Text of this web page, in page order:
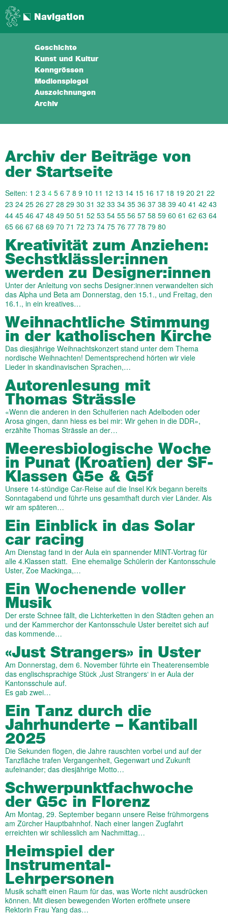
Navigation
Geschichte
Kunst und Kultur
Kenngrössen
Medienspiegel
Auszeichnungen
Archiv
Archiv der Beiträge von
der Startseite
Seiten: 1 2 3 4 5 6 7 8 9 10 11 12 13 14 15 16 17 18 19 20 21 22
23 24 25 26 27 28 29 30 31 32 33 34 35 36 37 38 39 40 41 42 43
44 45 46 47 48 49 50 51 52 53 54 55 56 57 58 59 60 61 62 63 64
65 66 67 68 69 70 71 72 73 74 75 76 77 78 79 80
Kreativität zum Anziehen:
Sechstklässler:innen
werden zu Designer:innen
Unter der Anleitung von sechs Designer:innen verwandelten sich
das Alpha und Beta am Donnerstag, den 15.1., und Freitag, den
16.1., in ein kreatives…
Weihnachtliche Stimmung
in der katholischen Kirche
Das diesjährige Weihnachtskonzert stand unter dem Thema
nordische Weihnachten! Dementsprechend hörten wir viele
Lieder in skandinavischen Sprachen,…
Autorenlesung mit
Thomas Strässle
«Wenn die anderen in den Schulferien nach Adelboden oder
Arosa gingen, dann hiess es bei mir: Wir gehen in die DDR»,
erzählte Thomas Strässle an der…
Meeresbiologische Woche
in Punat (Kroatien) der SF-
Klassen G5e & G5f
Unsere 14-stündige Car-Reise auf die Insel Krk begann bereits
Sonntagabend und führte uns gesamthaft durch vier Länder. Als
wir am späteren…
Ein Einblick in das Solar
car racing
Am Dienstag fand in der Aula ein spannender MINT-Vortrag für
alle 4.Klassen statt. Eine ehemalige Schülerin der Kantonsschule
Uster, Zoe Mackinga,…
Ein Wochenende voller
Musik
Der erste Schnee fällt, die Lichterketten in den Städten gehen an
und der Kammerchor der Kantonsschule Uster bereitet sich auf
das kommende…
«Just Strangers» in Uster
Am Donnerstag, dem 6. November führte ein Theaterensemble
das englischsprachige Stück ‚Just Strangers‘ in er Aula der
Kantonsschule auf.
Es gab zwei…
Ein Tanz durch die
Jahrhunderte – Kantiball
2025
Die Sekunden flogen, die Jahre rauschten vorbei und auf der
Tanzfläche trafen Vergangenheit, Gegenwart und Zukunft
aufeinander; das diesjährige Motto…
Schwerpunktfachwoche
der G5c in Florenz
Am Montag, 29. September begann unsere Reise frühmorgens
am Zürcher Hauptbahnhof. Nach einer langen Zugfahrt
erreichten wir schliesslich am Nachmittag…
Heimspiel der
Instrumental-
Lehrpersonen
Musik schafft einen Raum für das, was Worte nicht ausdrücken
können. Mit diesen bewegenden Worten eröffnete unsere
Rektorin Frau Yang das…